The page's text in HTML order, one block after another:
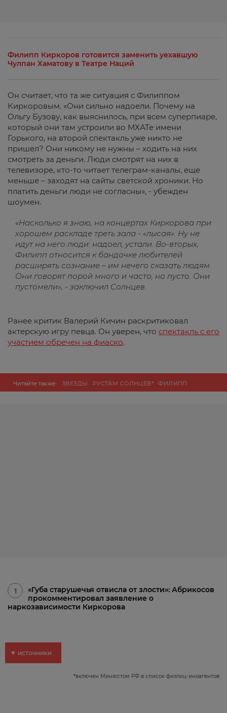
Филипп Киркоров готовится заменить уехавшую
Чулпан Хаматову в Театре Наций
Он считает, что та же ситуация с Филиппом
Киркоровым. «Они сильно надоели. Почему на
Ольгу Бузову, как выяснилось, при всем суперпиаре,
который они там устроили во МХАТе имени
Горького, на второй спектакль уже никто не
пришел? Они никому не нужны – ходить на них
смотреть за деньги. Люди смотрят на них в
телевизоре, кто-то читает телеграм-каналы, еще
меньше – заходят на сайты светской хроники. Но
платить деньги люди не согласны», - убежден
шоумен.
«Насколько я знаю, на концертах Киркорова при
хорошем раскладе треть зала - «лысая». Ну не
идут на него люди: надоел, устали. Во-вторых,
Филипп относится к бандочке любителей
расширять сознание – им нечего сказать людям.
Они говорят порой много и часто, но пусто. Они
пустомели», - заключил Солнцев.
Ранее критик Валерий Кичин раскритиковал
актерскую игру певца. Он уверен, что спектакль с его
участием обречен на фиаско.
Читайте также: ЗВЕЗДЫ РУСТАМ СОЛНЦЕВ*
ФИЛИПП
1
«Губа старушечья отвисла от злости»: Абрикосов
прокомментировал заявление о
наркозависимости Киркорова
▼ источники
*включен Минюстом РФ в список физлиц-иноагентов